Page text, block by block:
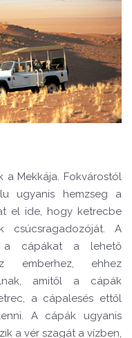
a Mekkája. Fokvárostól
ugyanis hemzseg a
el ide, hogy ketrecbe
csúcsragadozóját. A
a cápákat a lehető
emberhez, ehhez
amitől a cápák
a cápalesés ettől
A cápák ugyanis
a vér szagát a vízben,